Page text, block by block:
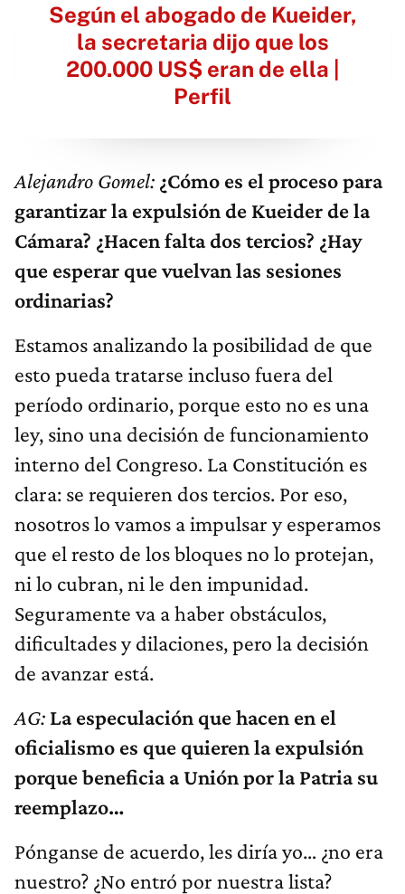
Según el abogado de Kueider,
la secretaria dijo que los
200.000 US$ eran de ella |
Perfil
Alejandro Gomel: ¿Cómo es el proceso para
garantizar la expulsión de Kueider de la
Cámara? ¿Hacen falta dos tercios? ¿Hay
que esperar que vuelvan las sesiones
ordinarias?
Estamos analizando la posibilidad de que
esto pueda tratarse incluso fuera del
período ordinario, porque esto no es una
ley, sino una decisión de funcionamiento
interno del Congreso. La Constitución es
clara: se requieren dos tercios. Por eso,
nosotros lo vamos a impulsar y esperamos
que el resto de los bloques no lo protejan,
ni lo cubran, ni le den impunidad.
Seguramente va a haber obstáculos,
dificultades y dilaciones, pero la decisión
de avanzar está.
AG: La especulación que hacen en el
oficialismo es que quieren la expulsión
porque beneficia a Unión por la Patria su
reemplazo…
Pónganse de acuerdo, les diría yo… ¿no era
nuestro? ¿No entró por nuestra lista?